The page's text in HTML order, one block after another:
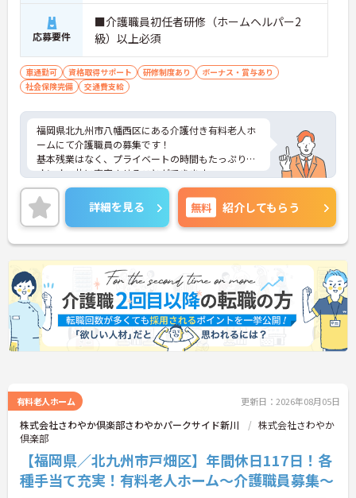
応募要件
■介護職員初任者研修（ホームヘルパー2
級）以上必須
車通勤可 資格取得サポート 研修制度あり
ボーナス・賞与あり
社会保険完備
交通費支給
福岡県北九州市八幡西区にある介護付き有料老人ホ
ームにて介護職員の募集です！
基本残業はなく、プライベートの時間もたっぷり！
オンオフ共に充実させることができます。
無料駐車場があり、マイカー通勤も可能◎離れた地
域にお住まいの方もストレス無く通勤していただけ
ます！
ご興味のある方には、面接対策ポイントなど、さら
に詳細をお話しいたしますのでお気軽にご相談くだ
さい！
詳細を見る 無料 紹介してもらう
有料老人ホーム 更新日：2026年08月05日
株式会社さわやか倶楽部さわやかパークサイド新川
株式会社さわやか
倶楽部
【福岡県／北九州市戸畑区】年間休日117日！各
種手当て充実！有料老人ホーム～介護職員募集～